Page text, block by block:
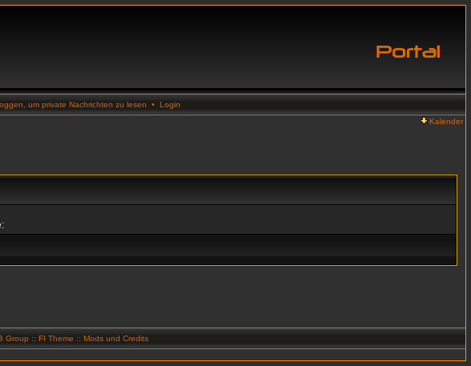
um private Nachrichten zu lesen • Login
Kalender
Group :: FI Theme :: Mods und Credits